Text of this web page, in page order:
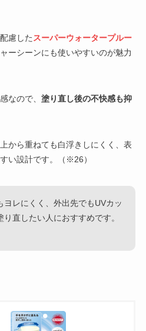
慮したスーパーウォータープルー
ーシーンにも使いやすいのが魅力
なので、 塗り直し後の不快感も抑
から重ねても白浮きしにくく、表
い設計です。（※26）
ヨレにくく、外出先でもUVカッ
り直したい人におすすめです。